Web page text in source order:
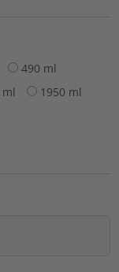
490 ml
ml 1950 ml